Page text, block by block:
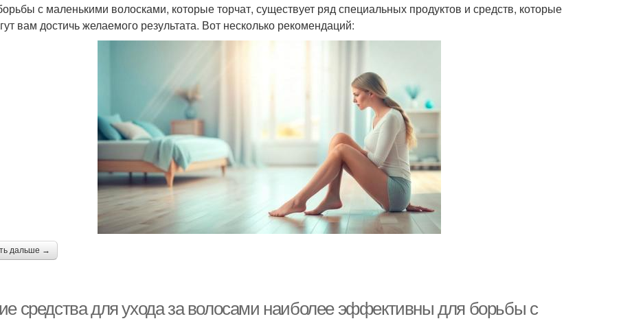
с маленькими волосками, которые торчат, существует ряд специальных продуктов и средств, которые
вам достичь желаемого результата. Вот несколько рекомендаций:
дальше →
средства для ухода за волосами наиболее эффективны для борьбы с